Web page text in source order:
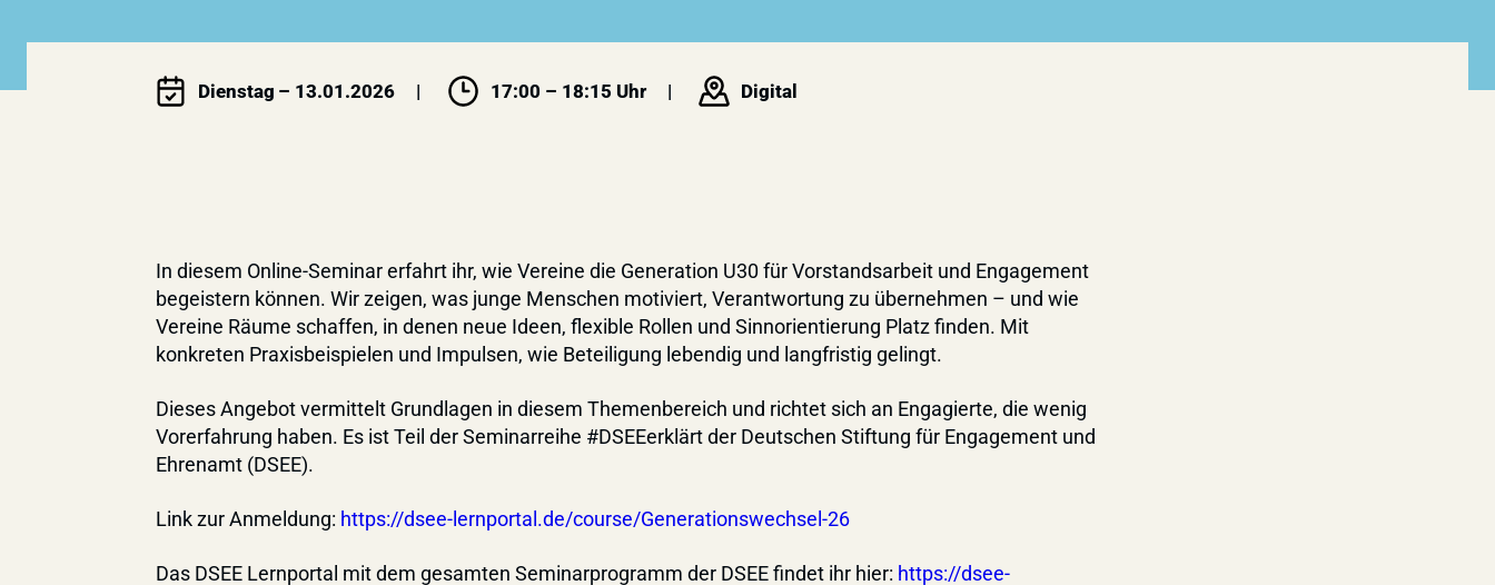
Dienstag – 13.01.2026 17:00 – 18:15 Uhr Digital
In diesem Online-Seminar erfahrt ihr, wie Vereine die Generation U30 für Vorstandsarbeit und Engagement
begeistern können. Wir zeigen, was junge Menschen motiviert, Verantwortung zu übernehmen – und wie
Vereine Räume schaffen, in denen neue Ideen, flexible Rollen und Sinnorientierung Platz finden. Mit
konkreten Praxisbeispielen und Impulsen, wie Beteiligung lebendig und langfristig gelingt.
Dieses Angebot vermittelt Grundlagen in diesem Themenbereich und richtet sich an Engagierte, die wenig
Vorerfahrung haben. Es ist Teil der Seminarreihe #DSEEerklärt der Deutschen Stiftung für Engagement und
Ehrenamt (DSEE).
Link zur Anmeldung: https://dsee-lernportal.de/course/Generationswechsel-26
Das DSEE Lernportal mit dem gesamten Seminarprogramm der DSEE findet ihr hier: https://dsee-